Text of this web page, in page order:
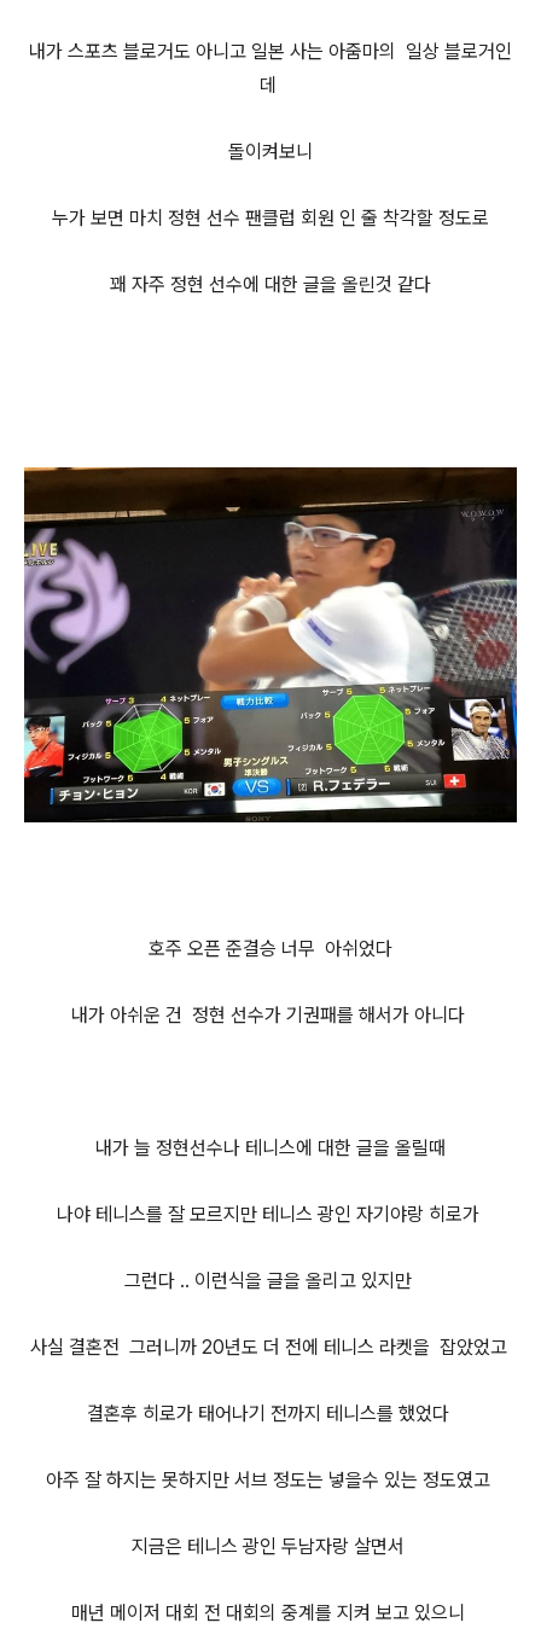
내가 스포츠 블로거도 아니고 일본 사는 아줌마의 일상 블로거인
데
돌이켜보니
누가 보면 마치 정현 선수 팬클럽 회원 인 줄 착각할 정도로
꽤 자주 정현 선수에 대한 글을 올린것 같다
호주 오픈 준결승 너무 아쉬었다
내가 아쉬운 건 정현 선수가 기권패를 해서가 아니다
내가 늘 정현선수나 테니스에 대한 글을 올릴때
나야 테니스를 잘 모르지만 테니스 광인 자기야랑 히로가
그런다 .. 이런식을 글을 올리고 있지만
사실 결혼전 그러니까 20년도 더 전에 테니스 라켓을 잡았었고
결혼후 히로가 태어나기 전까지 테니스를 했었다
아주 잘 하지는 못하지만 서브 정도는 넣을수 있는 정도였고
지금은 테니스 광인 두남자랑 살면서
매년 메이저 대회 전 대회의 중계를 지켜 보고 있으니